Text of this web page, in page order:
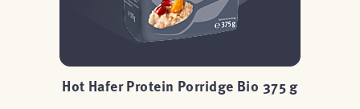
Hot Hafer Protein Porridge Bio 375 g